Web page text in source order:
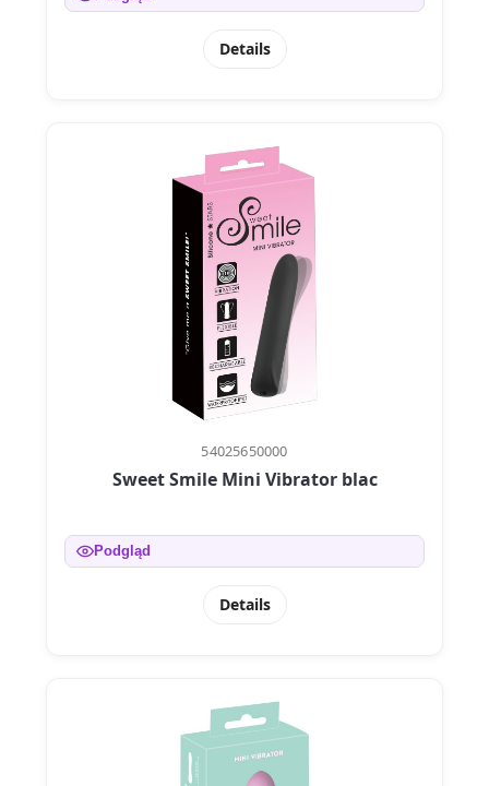
Details
54025650000
Sweet Smile Mini Vibrator blac
Podgląd
Details